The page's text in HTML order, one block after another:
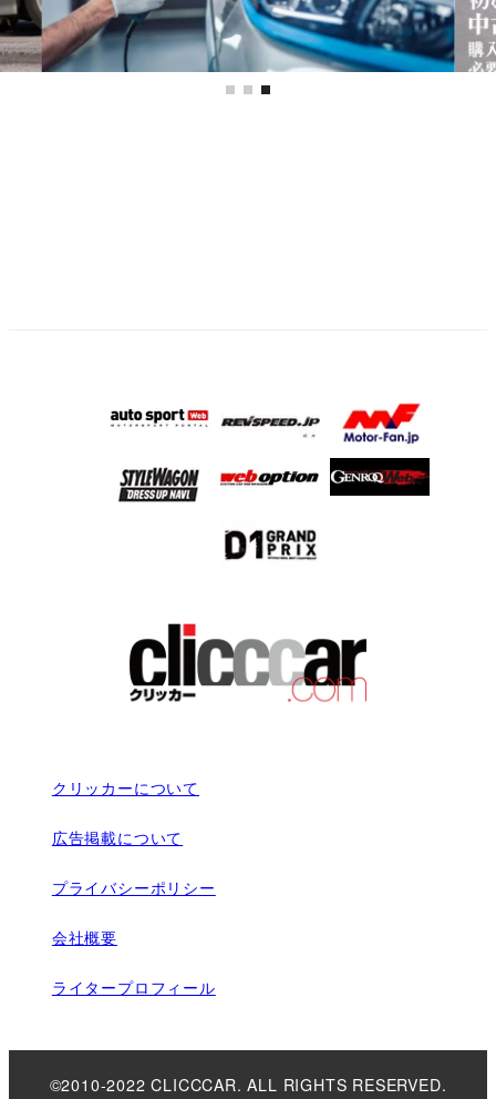
クリッカーについて
広告掲載について
プライバシーポリシー
会社概要
ライタープロフィール
©2010-2022 CLICCCAR. ALL RIGHTS RESERVED.